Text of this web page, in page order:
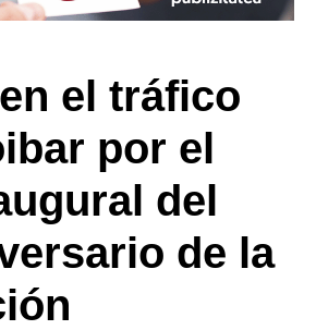
el tráfico
por el
del
de la